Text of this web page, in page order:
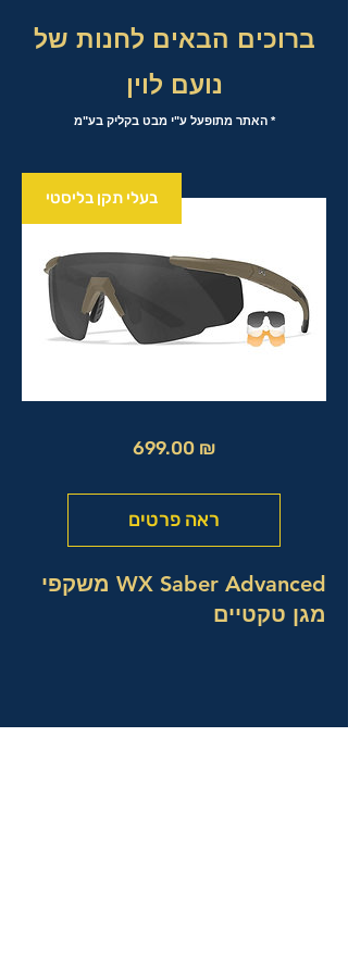
ברוכים הבאים לחנות של
נועם לוין
* האתר מתופעל ע"י מבט בקליק בע"מ
בעלי תקן בליסטי
699.00 ₪מחיר
ראה פרטים
WX Saber Advanced משקפי
מגן טקטיים